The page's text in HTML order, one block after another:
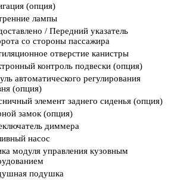
(опция)
лампы
/ Передний указатель
со стороны пассажира
отверстие канистры
контроль подвески (опция)
автоматического регулирования
(опция)
элемент заднего сиденья (опция)
замок (опция)
диммера
насос
модуля управления кузовным
подушка